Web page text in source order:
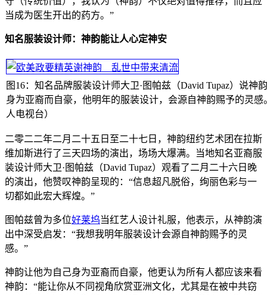
当成为医生开出的药方。”
知名服装设计师：神韵能让人心定神安
图16：知名品牌服装设计师大卫·图帕兹（David Tupaz）说神
身为亚裔而自豪，他明年的服装设计，会源自神韵赐予的灵感
人电视台）
二零二二年二月二十五日至二十七日，神韵纽约艺术团在拉斯
维加斯进行了三天四场的演出，场场大爆满。当地知名亚裔服
装设计师大卫·图帕兹（David Tupaz）观看了二月二十六日晚
的演出，他赞叹神韵呈现的：“信息超凡脱俗，绚丽色彩与一
切都如此宏大辉煌。”
图帕兹曾为多位好莱坞当红艺人设计礼服，他表示，从神韵演
出中深受启发：“我想我明年服装设计会源自神韵赐予的灵
感。”
神韵让他为自己身为亚裔而自豪，他更认为所有人都应该来看
神韵：“能让你从不同视角欣赏亚洲文化，尤其是在被中共窃